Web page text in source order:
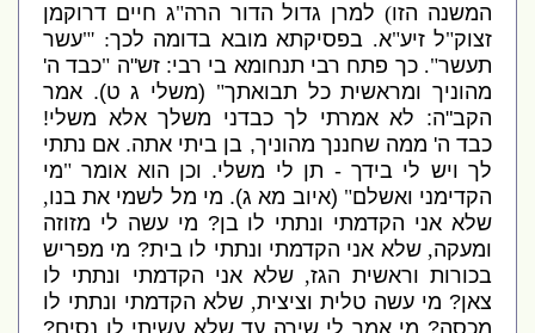
המשנה הזו)למרן גדול הדור הרה"ג חיים דרוקמן
זצוק"ל זיע"א.בפסיקתא מובא בדומה לכך: '" עשר
תעשר".כך פתח רבי תנחומא בי רבי:זש"ה"כבד ה
מהוניך ומראשית כל תבואתך"
( משלי ג ט ).אמר
הקב"ה:לא אמרתי לך כבדני משלך אלא משלי!
כבד ה 'ממה שחננך מהוניך,בן ביתי אתה.אם נתתי
לך ויש לי בידך- תן לי משלי.וכן הוא אומר" מי
הקדימני ואשלם"
(איוב מא ג).מי מל לשמי את בנו,
שלא אני הקדמתי ונתתי לו בן?מי עשה לי מזוזה
ומעקה,שלא אני הקדמתי ונתתי לו בית?מי מפריש
בכורות וראשית הגז,שלא אני הקדמתי ונתתי לו
צאן?מי עשה טלית וציצית,שלא הקדמתי ונתתי לו